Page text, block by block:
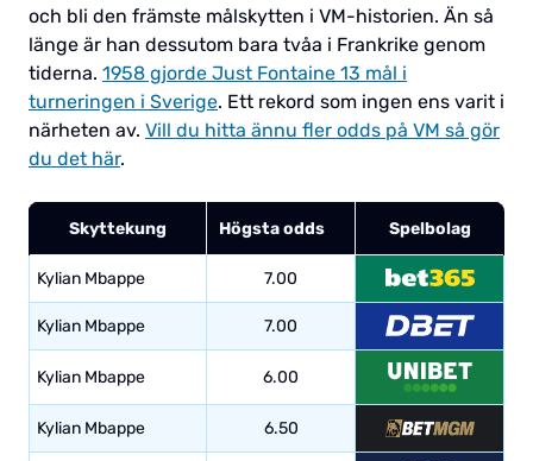
och bli den främste målskytten i VM-historien. Än så
länge är han dessutom bara tvåa i Frankrike genom
tiderna. 1958 gjorde Just Fontaine 13 mål i
turneringen i Sverige. Ett rekord som ingen ens varit i
närheten av. Vill du hitta ännu fler odds på VM så gör
du det här.
Skyttekung Högsta odds Spelbolag
Kylian Mbappe 7.00
Kylian Mbappe 7.00
Kylian Mbappe 6.00
Kylian Mbappe 6.50